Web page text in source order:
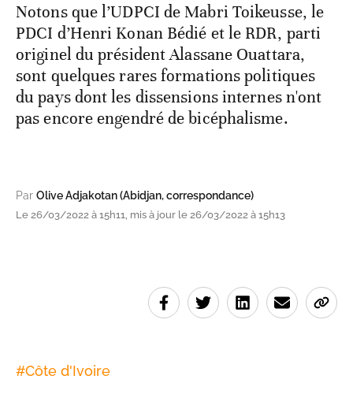
Notons que l’UDPCI de Mabri Toikeusse, le
PDCI d’Henri Konan Bédié et le RDR, parti
originel du président Alassane Ouattara,
sont quelques rares formations politiques
du pays dont les dissensions internes n'ont
pas encore engendré de bicéphalisme.
Par Olive Adjakotan (Abidjan, correspondance)
Le 26/03/2022 à 15h11, mis à jour le 26/03/2022 à 15h13
#Côte d'Ivoire